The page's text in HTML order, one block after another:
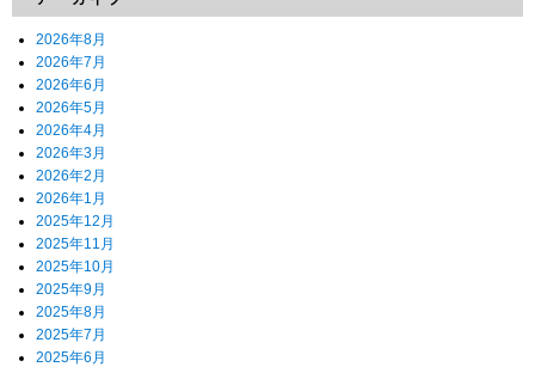
2026年8月
2026年7月
2026年6月
2026年5月
2026年4月
2026年3月
2026年2月
2026年1月
2025年12月
2025年11月
2025年10月
2025年9月
2025年8月
2025年7月
2025年6月